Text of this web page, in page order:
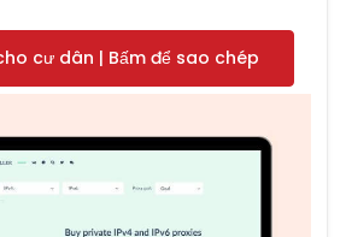
cư dân | Bấm để sao chép